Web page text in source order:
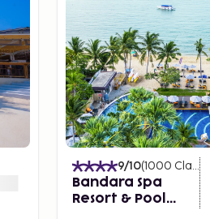
9/10(1000 Classificações
Bandara Spa
Resort & Pool